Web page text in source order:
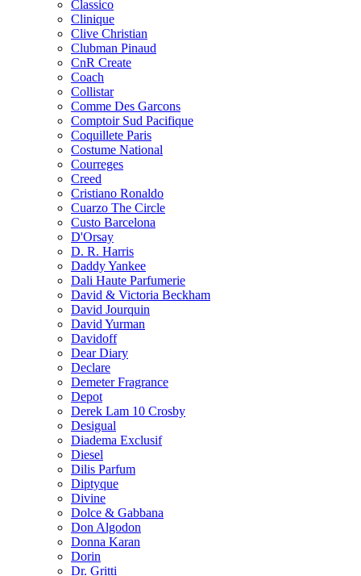
Classico
Clinique
Clive Christian
Clubman Pinaud
CnR Create
Coach
Collistar
Comme Des Garcons
Comptoir Sud Pacifique
Coquillete Paris
Costume National
Courreges
Creed
Cristiano Ronaldo
Cuarzo The Circle
Custo Barcelona
D'Orsay
D. R. Harris
Daddy Yankee
Dali Haute Parfumerie
David & Victoria Beckham
David Jourquin
David Yurman
Davidoff
Dear Diary
Declare
Demeter Fragrance
Depot
Derek Lam 10 Crosby
Desigual
Diadema Exclusif
Diesel
Dilis Parfum
Diptyque
Divine
Dolce & Gabbana
Don Algodon
Donna Karan
Dorin
Dr. Gritti